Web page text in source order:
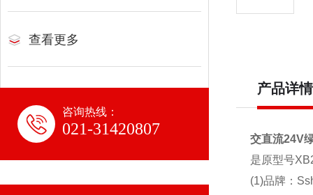
查看更多
咨询热线：
021-31420807
产品详情
交直流24V
是原型号
(1)品牌：